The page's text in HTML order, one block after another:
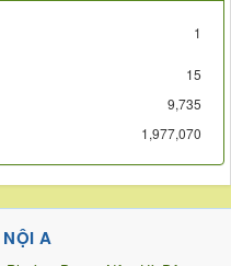
1
15
9,735
1,977,070
A